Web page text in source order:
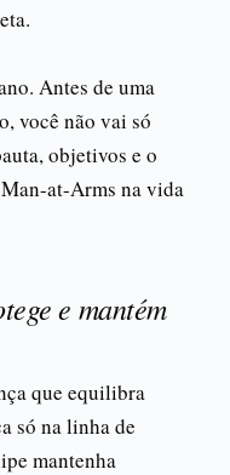
Antes de uma
você não vai só
objetivos e o
at-Arms na vida
e mantém
que equilibra
só na linha de
mantenha